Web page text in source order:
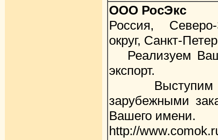
ООО РосЭкс
Россия,
округ, Санкт-
Реализуем
экспорт.
Выступим
зарубежными
Вашего имени.
http://